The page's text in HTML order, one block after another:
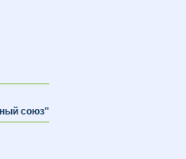
союз"